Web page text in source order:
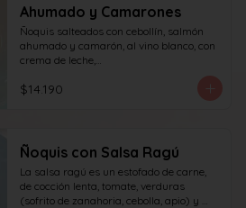
Ahumado y Camarones
Ñoquis salteados con cebollín, salmón
ahumado y camarón, al vino blanco, con
crema de leche,
$14.190
Ñoquis con Salsa Ragú
La salsa ragú es un estofado de carne,
de cocción lenta, tomate, verduras
(sofrito de zanahoria, cebolla, apio) y